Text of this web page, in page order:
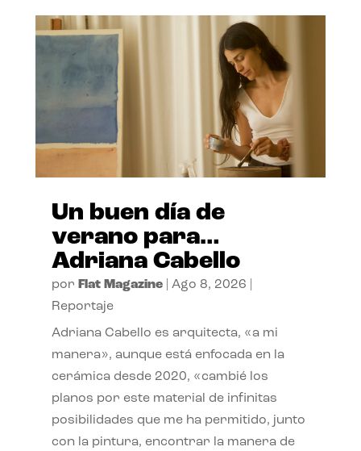
Un buen día de
verano para…
Adriana Cabello
por Flat Magazine| Ago 8, 2026
Reportaje
Adriana Cabello es arquitecta, «a mi
manera», aunque está enfocada en la
cerámica desde 2020, «cambié los
planos por este material de infinitas
posibilidades que me ha permitido, junto
con la pintura, encontrar la manera de